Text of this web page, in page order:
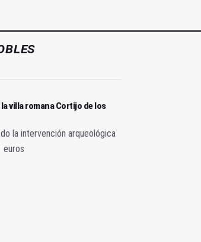
villa romana Cortijo de los
la intervención arqueológica
euros